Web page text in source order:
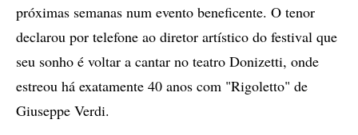
próximas semanas num evento beneficente. O tenor
declarou por telefone ao diretor artístico do festival que
seu sonho é voltar a cantar no teatro Donizetti, onde
estreou há exatamente 40 anos com "Rigoletto" de
Giuseppe Verdi.